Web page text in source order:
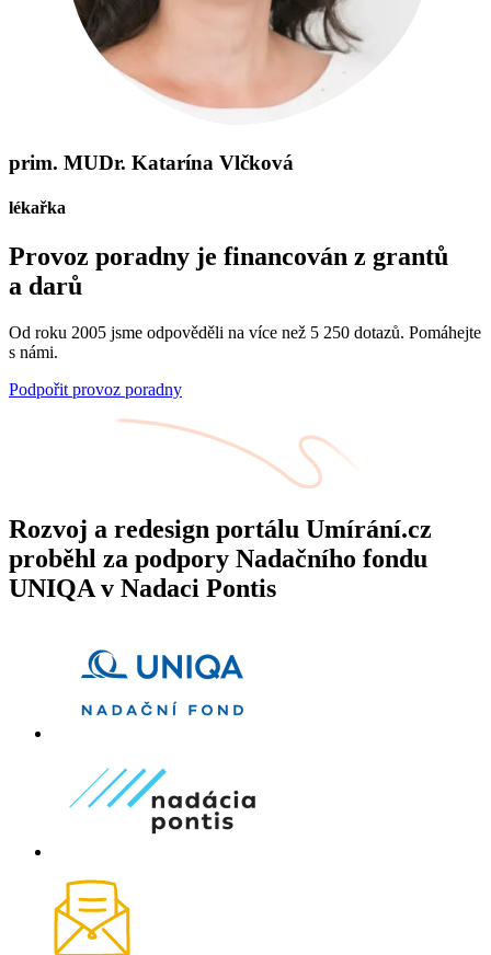
prim. MUDr. Katarína Vlčková
lékařka
Provoz poradny je financován z grantů
a darů
Od roku 2005 jsme odpověděli na více než 5 250 dotazů. Pomáhejte
s námi.
Podpořit provoz poradny
Rozvoj a redesign portálu Umírání.cz
proběhl za podpory Nadačního fondu
UNIQA v Nadaci Pontis